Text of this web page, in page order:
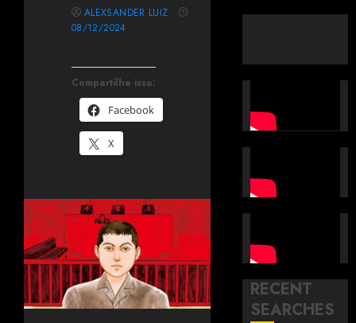
Compartilhe isso:
Facebook
X
ALEXSANDER LUIZ
08/12/2024
RECENT
SEARCHES